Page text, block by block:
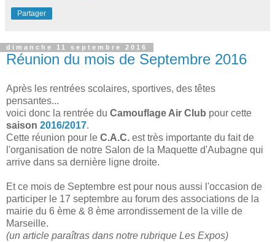
Partager
dimanche 11 septembre 2016
Réunion du mois de Septembre 2016
Après les rentrées scolaires, sportives, des têtes
pensantes...
voici donc la rentrée du Camouflage Air Club pour cette
saison 2016/2017.
Cette réunion pour le C.A.C. est très importante du fait de
l'organisation de notre Salon de la Maquette d'Aubagne qui
arrive dans sa dernière ligne droite.
Et ce mois de Septembre est pour nous aussi l'occasion de
participer le 17 septembre au forum des associations de la
mairie du 6 ème & 8 ème arrondissement de la ville de
Marseille.
(un article paraîtras dans notre rubrique Les Expos)